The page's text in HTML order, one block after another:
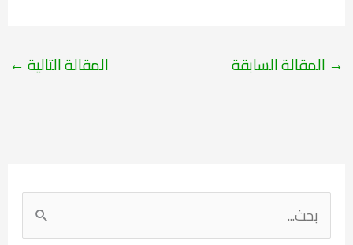
→ المقالة السابقة المقالة التالية←
ل